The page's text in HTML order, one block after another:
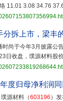
11.01 3.08 34.76
分拆上市，梁丰
时尚于今年3月披露公
收盘，璞源材料股
度归母净利润
源材料（603196 ）